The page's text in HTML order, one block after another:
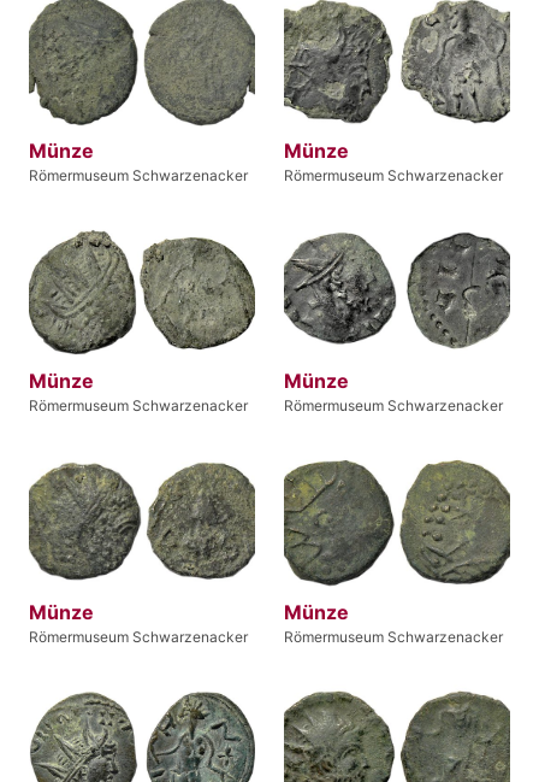
Münze
Römermuseum Schwarzenacker
Münze
Römermuseum Schwarzenacker
Münze
Römermuseum Schwarzenacker
Münze
Römermuseum Schwarzenacker
Münze
Römermuseum Schwarzenacker
Münze
Römermuseum Schwarzenacker